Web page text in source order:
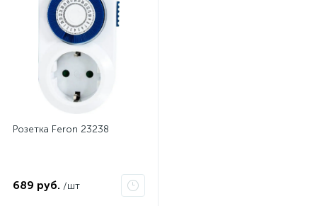
Розетка Feron 23238
689 руб. /шт